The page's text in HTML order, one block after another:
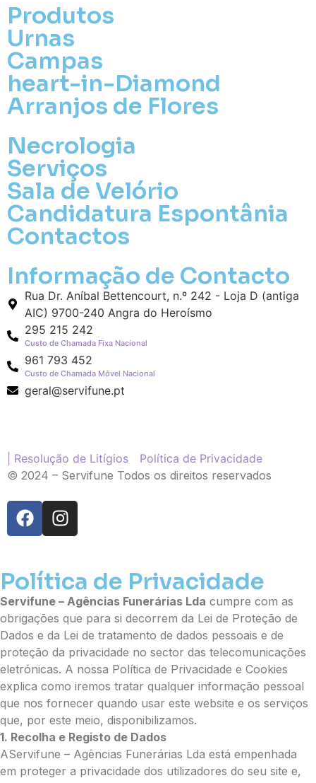
Produtos
Urnas
Campas
heart-in-Diamond
Arranjos de Flores
Necrologia
Serviços
Sala de Velório
Candidatura Espontânia
Contactos
Informação de Contacto
Rua Dr. Aníbal Bettencourt, n.º 242 - Loja D (antiga
AIC) 9700-240 Angra do Heroísmo
295 215 242
Custo de Chamada Fixa Nacional
961 793 452
Custo de Chamada Móvel Nacional
geral@servifune.pt
| Resolução de Litígios
Política de Privacidade
© 2024 – Servifune Todos os direitos reservados
Política de Privacidade
Servifune – Agências Funerárias Lda cumpre com as
obrigações que para si decorrem da Lei de Proteção de
Dados e da Lei de tratamento de dados pessoais e de
proteção da privacidade no sector das telecomunicações
eletrónicas. A nossa Política de Privacidade e Cookies
explica como iremos tratar qualquer informação pessoal
que nos fornecer quando usar este website e os serviços
que, por este meio, disponibilizamos.
1. Recolha e Registo de Dados
AServifune – Agências Funerárias Lda está empenhada
em proteger a privacidade dos utilizadores do seu site e,